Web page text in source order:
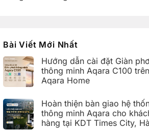
Bài Viết Mới Nhất
Hướng dẫn cài đặt Giàn
thông minh Aqara C100 trên
Aqara Home
bình
luận
ở
Hướng
Hoàn thiện bàn giao hệ
thông minh Aqara cho
hàng tại KDT Times City,